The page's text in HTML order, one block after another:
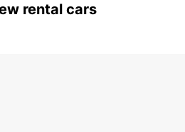
rental cars